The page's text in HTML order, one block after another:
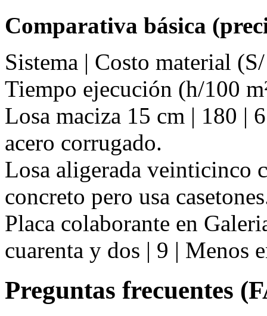
Comparativa básica
Sistema | Costo material
Tiempo ejecución (h/100
Losa maciza 15 cm | 180 |
acero corrugado.
Losa aligerada veinticinco
concreto pero usa
Placa colaborante en
cuarenta y dos | 9 | Menos
Preguntas frecuentes